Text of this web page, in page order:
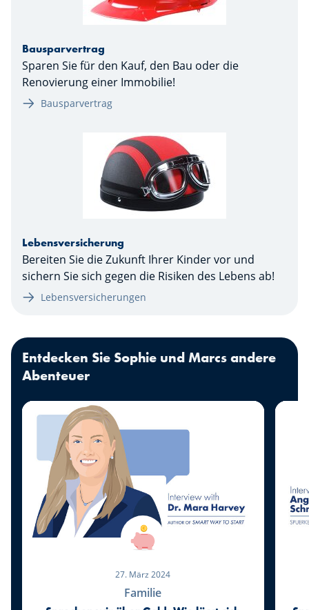
Bausparvertrag
Sparen Sie für den Kauf, den Bau oder die
Renovierung einer Immobilie!
Bausparvertrag
Lebensversicherung
Bereiten Sie die Zukunft Ihrer Kinder vor und
sichern Sie sich gegen die Risiken des Lebens ab!
Lebensversicherungen
Entdecken Sie Sophie und Marcs andere
Abenteuer
27. März 2024
Familie